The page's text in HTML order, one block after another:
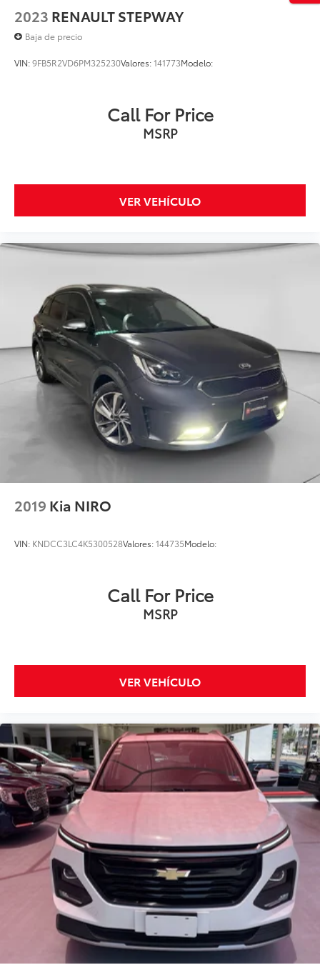
2023 RENAULT STEPWAY
Baja de precio
VIN:9FB5R2VD6PM325230Valores:141773Modelo:
Call For Price
MSRP
VER VEHÍCULO
2019 Kia NIRO
VIN: KNDCC3LC4K5300528Valores:144735Modelo:
Call For Price
MSRP
VER VEHÍCULO